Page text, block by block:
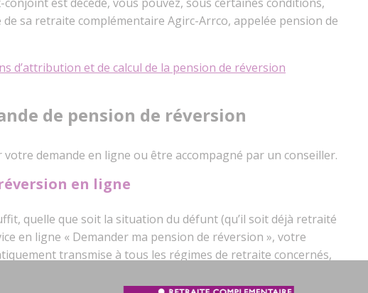
de sa retraite complémentaire Agirc-Arrco, appelée pension de
d’attribution et de calcul de la pension de réversion
de pension de réversion
demande en ligne ou être accompagné par un conseiller.
en ligne
quelle que soit la situation du défunt (qu’il soit déjà retraité
en ligne « Demander ma pension de réversion », votre
transmise à tous les régimes de retraite concernés,
complémentaires (Cnav, MSA, Agirc-Arrco, Ircantec…).